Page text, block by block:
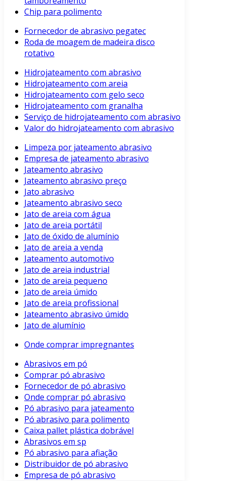
Chip para polimento
Fornecedor de abrasivo pegatec
Roda de moagem de madeira disco
rotativo
Hidrojateamento com abrasivo
Hidrojateamento com areia
Hidrojateamento com gelo seco
Hidrojateamento com granalha
Serviço de hidrojateamento com abrasivo
Valor do hidrojateamento com abrasivo
Limpeza por jateamento abrasivo
Empresa de jateamento abrasivo
Jateamento abrasivo
Jateamento abrasivo preço
Jato abrasivo
Jateamento abrasivo seco
Jato de areia com água
Jato de areia portátil
Jato de óxido de alumínio
Jato de areia a venda
Jateamento automotivo
Jato de areia industrial
Jato de areia pequeno
Jato de areia úmido
Jato de areia profissional
Jateamento abrasivo úmido
Jato de alumínio
Onde comprar impregnantes
Abrasivos em pó
Comprar pó abrasivo
Fornecedor de pó abrasivo
Onde comprar pó abrasivo
Pó abrasivo para jateamento
Pó abrasivo para polimento
Caixa pallet plástica dobrável
Abrasivos em sp
Pó abrasivo para afiação
Distribuidor de pó abrasivo
Empresa de pó abrasivo